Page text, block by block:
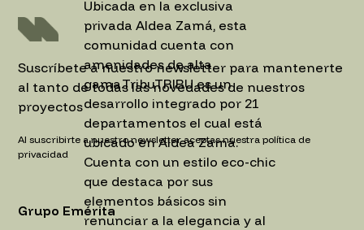
Ubicada en la exclusiva
privada Aldea Zamá, esta
comunidad cuenta con
amenidades de alta
gama.TribuTRIBU es un
desarrollo integrado por 21
departamentos el cual está
ubicado en Aldea Zamá.
Cuenta con un estilo eco-chic
que destaca por sus
elementos básicos sin
renunciar a la elegancia y al
Suscríbete a nuestro newsletter para mantenerte
al tanto de todas las novedades de nuestros
proyectos
Al suscribirte a nuestro newsletter aceptas nuestra política de
privacidad
Grupo Emérita